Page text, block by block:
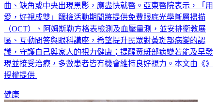
曲、缺角或中央出現黑影，應盡快就醫。亞東醫院表示，「用
愛，好視成雙」篩檢活動期間將提供免費眼底光學斷層掃描
（OCT）、阿姆斯勒方格表檢測及血壓量測，並安排衛教展
區、互動問答與眼科講座，希望提升民眾對黃斑部病變的認
識，守護自己與家人的視力健康；提醒黃斑部病變若能及早發
現並接受治療，多數患者皆有機會維持良好視力。本文由《》
授權提供
健康